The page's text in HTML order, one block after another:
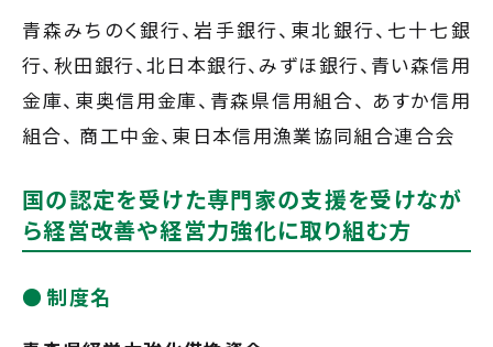
青森みちのく銀行、岩手銀行、東北銀行、七十七銀
行、秋田銀行、北日本銀行、みずほ銀行、青い森信用
金庫、東奥信用金庫、青森県信用組合、 あすか信用
組合、 商工中金、東日本信用漁業協同組合連合会
国の認定を受けた専門家の支援を受けなが
ら経営改善や経営力強化に取り組む方
制度名